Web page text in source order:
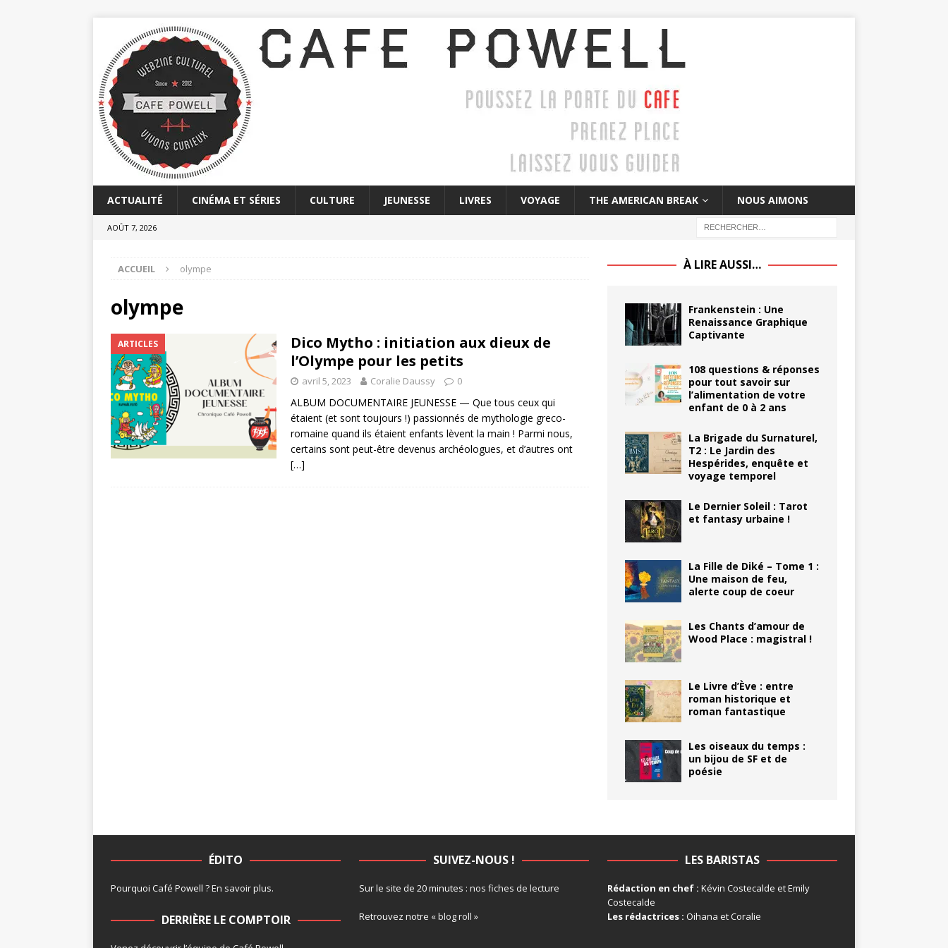
ACTUALITÉ CINÉMA ET SÉRIES CULTURE JEUNESSE LIVRES VOYAGE THE AMERICAN BREAK NOUS AIMONS
AOÛT 7, 2026
ACCUEIL olympe
olympe
ARTICLES
Dico Mytho : initiation aux dieux de
l’Olympe pour les petits
avril 5, 2023 Coralie Daussy 0
ALBUM DOCUMENTAIRE JEUNESSE — Que tous ceux qui
étaient (et sont toujours !) passionnés de mythologie greco-
romaine quand ils étaient enfants lèvent la main ! Parmi nous,
certains sont peut-être devenus archéologues, et d’autres ont
[…]
À LIRE AUSSI…
Frankenstein : Une
Renaissance Graphique
Captivante
108 questions & réponses
pour tout savoir sur
l’alimentation de votre
enfant de 0 à 2 ans
La Brigade du Surnaturel,
T2 : Le Jardin des
Hespérides, enquête et
voyage temporel
Le Dernier Soleil : Tarot
et fantasy urbaine !
La Fille de Diké – Tome 1 :
Une maison de feu,
alerte coup de coeur
Les Chants d’amour de
Wood Place : magistral !
Le Livre d’Ève : entre
roman historique et
roman fantastique
Les oiseaux du temps :
un bijou de SF et de
poésie
ÉDITO
Pourquoi Café Powell ?En savoir plus.
DERRIÈRE LE COMPTOIR
SUIVEZ-NOUS !
Sur le site de 20 minutes : nos fiches de lecture
Retrouvez notre « blog roll »
LES BARISTAS
Rédaction en chef : Kévin Costecalde et Emily
Costecalde
Les rédactrices : Oihana et Coralie